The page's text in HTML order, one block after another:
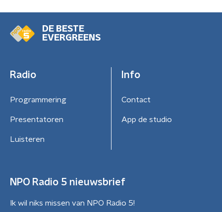
DE BESTE
EVERGREENS
Radio
Programmering
Presentatoren
Luisteren
Info
Contact
App de studio
NPO Radio 5 nieuwsbrief
Ik wil niks missen van NPO Radio 5!